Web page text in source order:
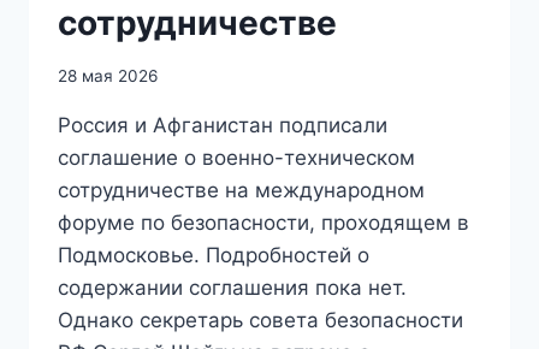
сотрудничестве
28 мая 2026
Россия и Афганистан подписали
соглашение о военно-техническом
сотрудничестве на международном
форуме по безопасности, проходящем в
Подмосковье. Подробностей о
содержании соглашения пока нет.
Однако секретарь совета безопасности